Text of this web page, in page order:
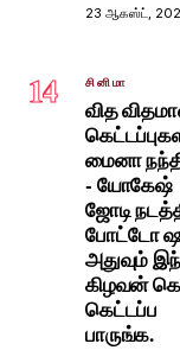
23 ஆகஸ்ட்,
14 சினிமா
வித
மைனா
- யோகேஷ்
ஜோடி
போட்டோ
அதுவும்
கிழவன்
கெட்டப்ப
பாருங்க.